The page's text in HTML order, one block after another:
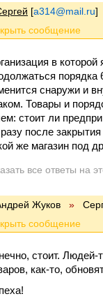
[a314@mail.ru]
в которой
порядка
снаружи и
Товары и
стоит ли
после
же магазин под
все ответы на
Жуков »
стоит. Людей-
как-то,